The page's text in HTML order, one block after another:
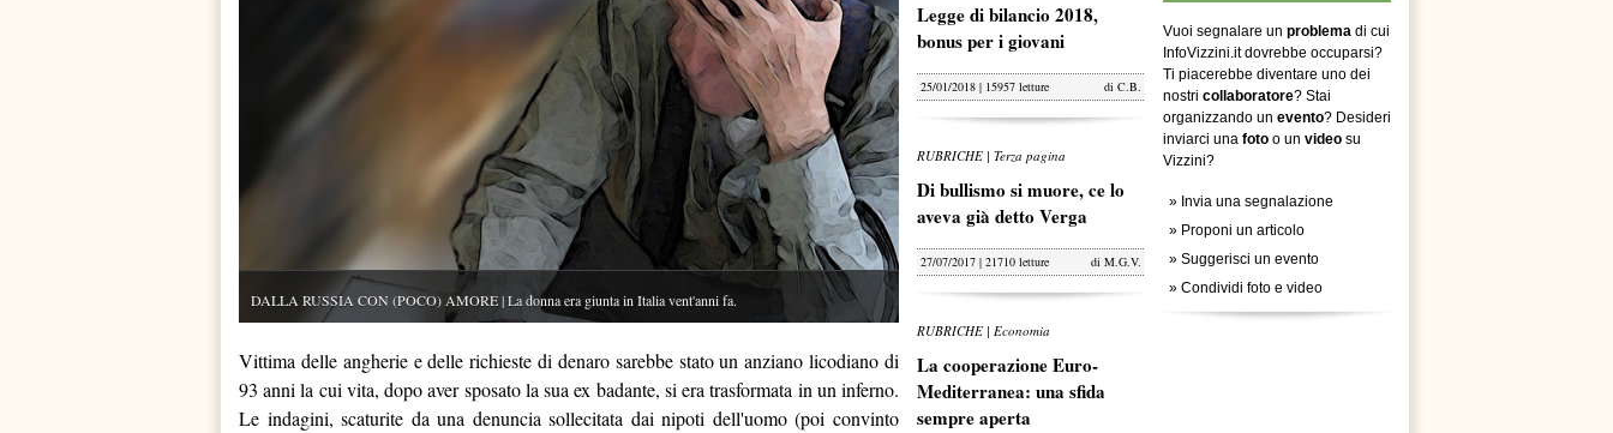
DALLA RUSSIA CON (POCO) AMORE | La donna era giunta in Italia vent'anni fa.
Vittima delle angherie e delle richieste di denaro sarebbe stato un anziano licodiano di
93 anni la cui vita, dopo aver sposato la sua ex badante, si era trasformata in un inferno.
Le indagini, scaturite da una denuncia sollecitata dai nipoti dell'uomo (poi convinto
Legge di bilancio 2018,
bonus per i giovani
25/01/2018 | 15957 letture di C.B.
RUBRICHE | Terza pagina
Di bullismo si muore, ce lo
aveva già detto Verga
27/07/2017 | 21710 letture di M.G.V.
RUBRICHE | Economia
La cooperazione Euro-
Mediterranea: una sfida
sempre aperta
Vuoi segnalare un problema di cui
InfoVizzini.it dovrebbe occuparsi?
Ti piacerebbe diventare uno dei
nostri collaboratore? Stai
organizzando un evento? Desideri
inviarci una foto o un video su
Vizzini?
» Invia una segnalazione
» Proponi un articolo
» Suggerisci un evento
» Condividi foto e video